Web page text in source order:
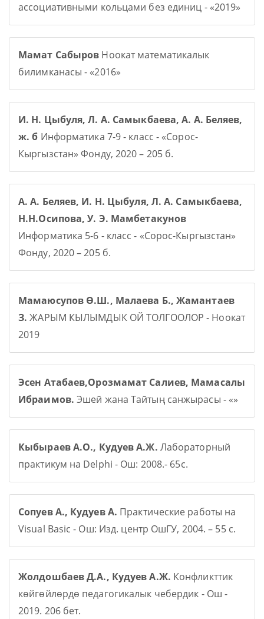
ассоциативными кольцами без единиц - «2019»
Мамат Сабыров Ноокат математикалык
билимканасы - «2016»
И. Н. Цыбуля, Л. А. Самыкбаева, А. А. Беляев,
ж. б Информатика 7-9 - класс - «Сорос-
Кыргызстан» Фонду, 2020 – 205 б.
А. А. Беляев, И. Н. Цыбуля, Л. А. Самыкбаева,
Н.Н.Осипова, У. Э. Мамбетакунов
Информатика 5-6 - класс - «Сорос-Кыргызстан»
Фонду, 2020 – 205 б.
Мамаюсупов Ө.Ш., Малаева Б., Жамантаев
З. ЖАРЫМ КЫЛЫМДЫК ОЙ ТОЛГООЛОР - Ноокат
2019
Эсен Атабаев,Орозмамат Салиев, Мамасалы
Ибраимов. Эшей жана Тайтың санжырасы - «»
Кыбыраев А.О., Кудуев А.Ж. Лабораторный
практикум на Delphi - Ош: 2008.- 65с.
Сопуев А., Кудуев А. Практические работы на
Visual Basic - Ош: Изд. центр ОшГУ, 2004. – 55 с.
Жолдошбаев Д.А., Кудуев А.Ж. Конфликттик
көйгөйлөрдө педагогикалык чебердик - Ош -
2019. 206 бет.